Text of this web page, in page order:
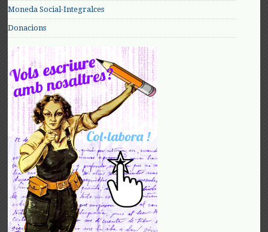
Moneda Social-Integralces
Donacions